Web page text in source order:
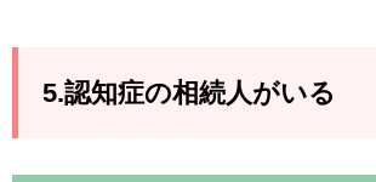
5.認知症の相続人がいる